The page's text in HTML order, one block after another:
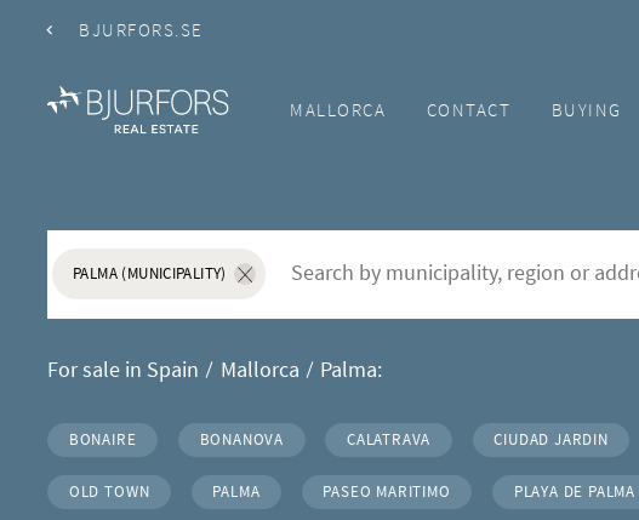
BJURFORS.SE
MALLORCA CONTACT BUYING
Real Estate for sale in
PALMA (MUNICIPALITY)
Ta bort sökordet "Palma (Municipality)"
For sale in Spain Mallorca Palma:
BONAIRE BONANOVA CALATRAVA CIUDAD JARDIN
OLD TOWN PALMA PASEO MARITIMO PLAYA DE PALMA